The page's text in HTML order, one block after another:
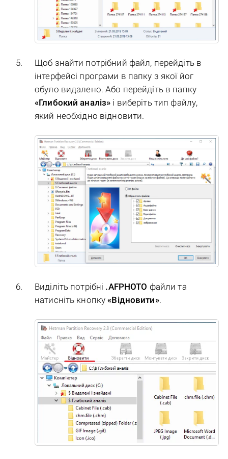
Щоб знайти потрібний файл, перейдіть в
інтерфейсі програми в папку з якої йог
обуло видалено. Або перейдіть в папку
«Глибокий аналіз» і виберіть тип файлу,
який необхідно відновити.
Виділіть потрібні .AFPHOTO файли та
натисніть кнопку«Відновити».